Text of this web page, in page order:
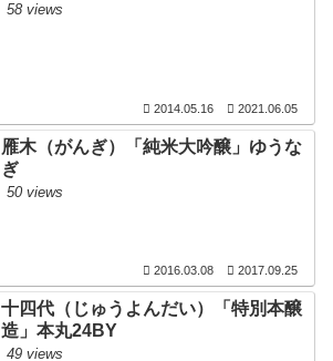
58 views
2014.05.16 2021.06.05
雁木（がんぎ）「純米大吟醸」ゆうな
ぎ
50 views
2016.03.08 2017.09.25
十四代（じゅうよんだい）「特別本醸
造」本丸24BY
49 views